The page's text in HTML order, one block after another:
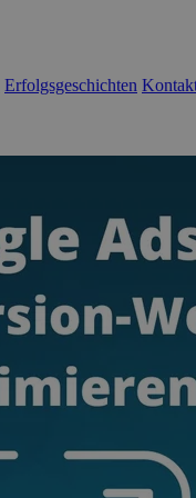
Erfolgsgeschichten